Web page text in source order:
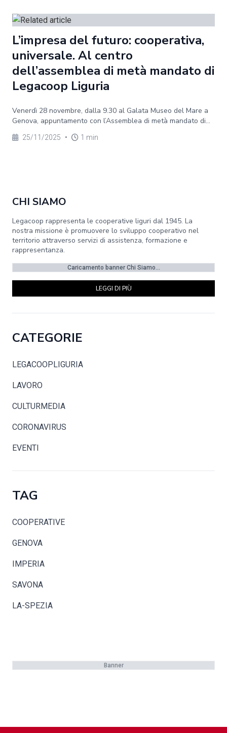
L’impresa del futuro: cooperativa,
universale. Al centro
dell’assemblea di metà mandato di
Legacoop Liguria
Venerdì 28 novembre, dalla 9.30 al Galata Museo del Mare a
Genova, appuntamento con l’Assemblea di metà mandato di...
25/11/2025 • 1 min
CHI SIAMO
Legacoop rappresenta le cooperative liguri dal 1945. La
nostra missione è promuovere lo sviluppo cooperativo nel
territorio attraverso servizi di assistenza, formazione e
rappresentanza.
Caricamento banner Chi Siamo...
LEGGI DI PIÙ
CATEGORIE
LEGACOOPLIGURIA
LAVORO
CULTURMEDIA
CORONAVIRUS
EVENTI
TAG
COOPERATIVE
GENOVA
IMPERIA
SAVONA
LA-SPEZIA
Banner